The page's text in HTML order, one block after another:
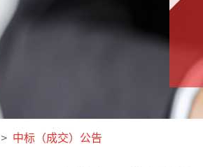
> 中标（成交）公告